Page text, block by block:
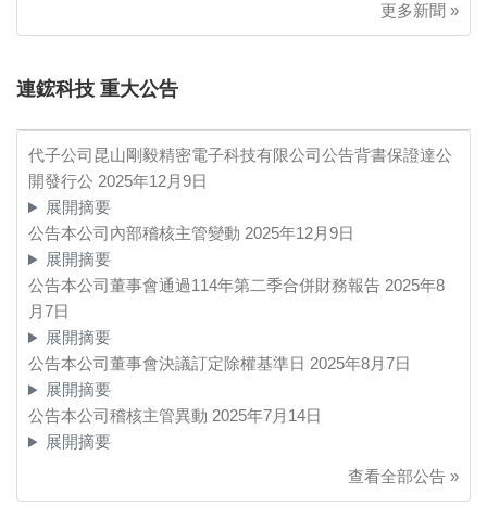
更多新聞 »
連鋐科技 重大公告
代子公司昆山剛毅精密電子科技有限公司公告背書保證達公
開發行公 2025年12月9日
展開摘要
公告本公司內部稽核主管變動 2025年12月9日
展開摘要
公告本公司董事會通過114年第二季合併財務報告 2025年8
月7日
展開摘要
公告本公司董事會決議訂定除權基準日 2025年8月7日
展開摘要
公告本公司稽核主管異動 2025年7月14日
展開摘要
查看全部公告 »